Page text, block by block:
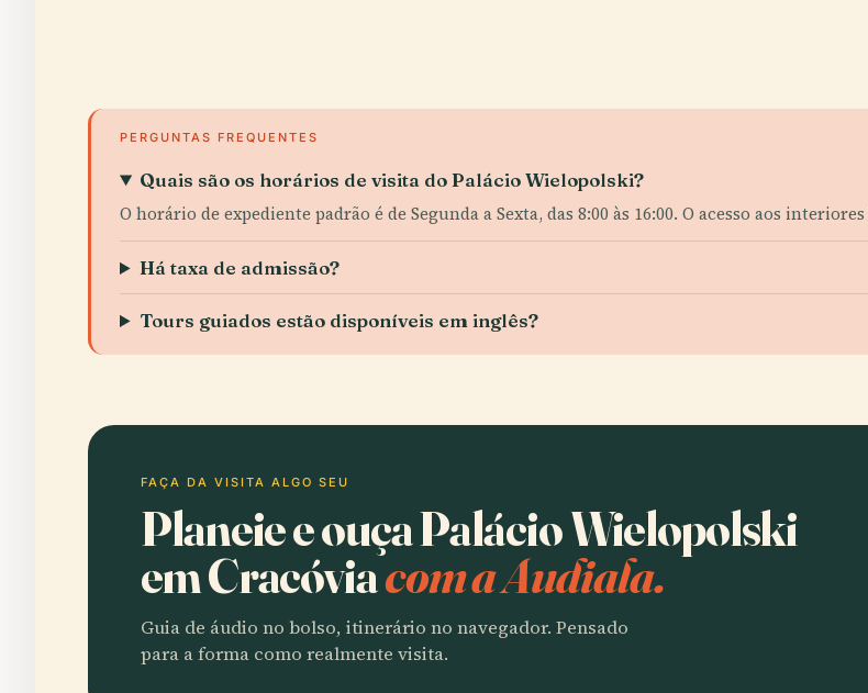
PERGUNTAS FREQUENTES
Quais são os horários de visita do Palácio Wielopolski?
O horário de expediente padrão é de Segunda a Sexta, das 8:00 às 16:00. O acesso aos
Há taxa de admissão?
Tours guiados estão disponíveis em inglês?
FAÇA DA VISITA ALGO SEU
Planeie e ouça Palácio Wielopolski
em Cracóviacom a Audiala.
Guia de áudio no bolso, itinerário no navegador. Pensado
para a forma como realmente visita.